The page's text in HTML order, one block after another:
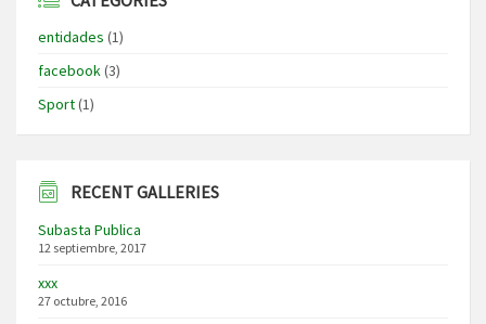
entidades (1)
facebook(3)
Sport(1)
RECENT GALLERIES
Subasta Publica
12 septiembre, 2017
xxx
27 octubre, 2016